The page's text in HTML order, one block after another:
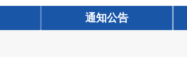
通知公告